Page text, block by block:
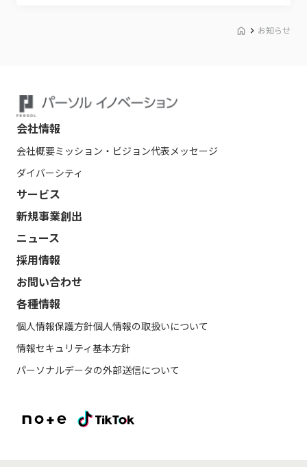
お知らせ
会社情報
会社概要ミッション・ビジョン代表メッセージ
ダイバーシティ
サービス
新規事業創出
ニュース
採用情報
お問い合わせ
各種情報
個人情報保護方針個人情報の取扱いについて
情報セキュリティ基本方針
パーソナルデータの外部送信について